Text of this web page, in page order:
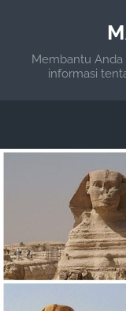
Membantu
informasi